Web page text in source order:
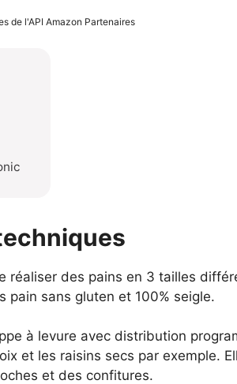
de l'API Amazon Partenaires
réaliser des pains en 3 tailles
pain sans gluten et 100% seigle.
à levure avec distribution
et les raisins secs par exemple.
et des confitures.